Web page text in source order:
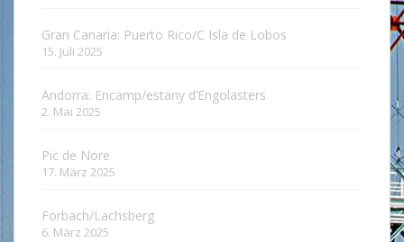
Gran Canaria: Puerto Rico/C Isla de Lobos
15. Juli 2025
Andorra: Encamp/estany d’Engolasters
2. Mai 2025
Pic de Nore
17. März 2025
Forbach/Lachsberg
6. März 2025